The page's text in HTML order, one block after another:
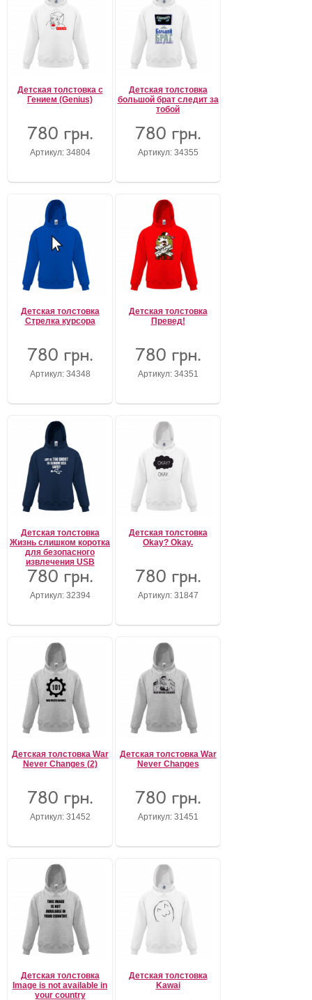
Детская толстовка с
Гением (Genius)
780 грн.
Артикул: 34804
Детская толстовка
большой брат следит за
тобой
780 грн.
Артикул: 34355
Детская толстовка
Стрелка курсора
780 грн.
Артикул: 34348
Детская толстовка
Превед!
780 грн.
Артикул: 34351
Детская толстовка
Жизнь слишком коротка
для безопасного
извлечения USB
780 грн.
Артикул: 32394
Детская толстовка
Okay? Okay.
780 грн.
Артикул: 31847
Детская толстовка War
Never Changes (2)
780 грн.
Артикул: 31452
Детская толстовка War
Never Changes
780 грн.
Артикул: 31451
Детская толстовка
Image is not available in
your country
Детская толстовка
Kawai